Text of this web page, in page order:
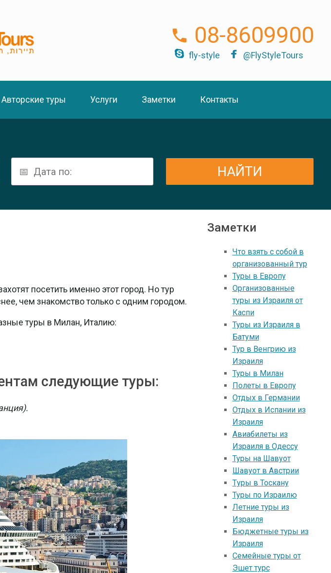
08-8609900
fly-style @FlyStyleTours
Авторские туры Услуги Заметки Контакты
посетить именно этот город. Но тур
чем знакомство только с одним городом.
туры в Милан, Италию:
следующие туры:
Заметки
Что взять с собой в
организованный тур
Туры в Европу
Организованные
туры из Израиля от
Каспи
Туры из Израиля в
Батуми
Тур в Венгрию из
Израиля
Туры в Милан
Полеты в Европу
Отдых в Германии
Отдых в Испании из
Израиля
Авиабилеты из
Израиля в Одессу
Туры на Шавуот
Шавуот в Австрии
Tуры в Тоскану
Туры по Израилю
Летние туры из
Израиля
Бюджетные туры из
Израиля
Семейные туры от
Эшет турс